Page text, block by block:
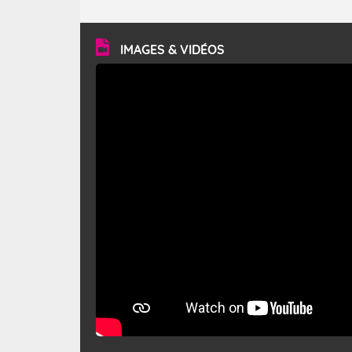
vitesse moyenne de 50 km/h et atteindre 80 à 100 km/h
en rafales, parfois davantage. Il parcourt la basse vallée
du Rhône et la Provence et envahit le littoral
méditerranéen à partir de la Camargue.
IMAGES & VIDÉOS